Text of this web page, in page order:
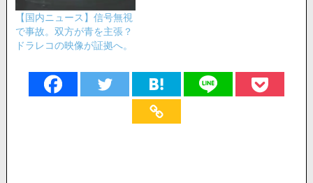
【国内ニュース】信号無視
で事故。双方が青を主張？
ドラレコの映像が証拠へ。